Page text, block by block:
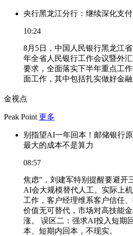
央行黑龙江分行：继续深化支
10:24
8月5日，中国人民银行黑龙江
年全省人民银行工作会议暨外
要求，全面落实下半年重点工
面工作，其中包括扎实做好金融
金视点
Peak Point 更多
别指望AI一年回本！邮储银行
最大的成本不是算力
08:57
焦虑”，刘建军特别提醒要避开
AI会大规模替代人工。实际上
工作，客户经理维系客户信任
价值无可替代，市场对高技能
涨。 误区二：强求AI投入短期
本、短期内回本，不现实。